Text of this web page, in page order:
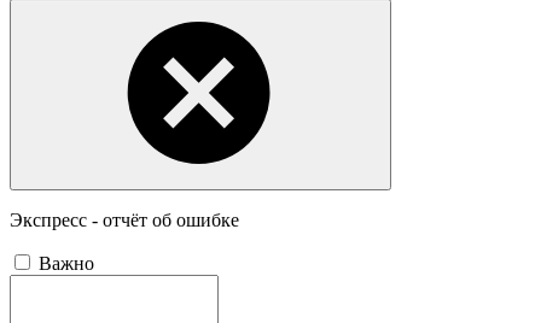
Экспресс - отчёт об ошибке
Важно